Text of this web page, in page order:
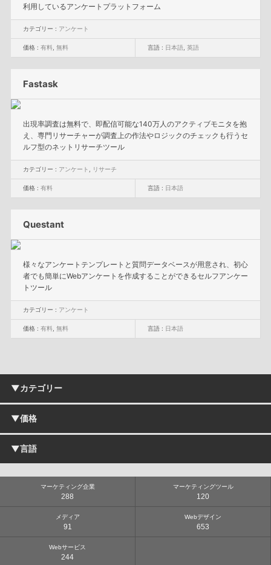
利用しているアンケートプラットフォーム
カテゴリー : アンケート
価格 : 有料, 無料 言語 : 日本語 英語
Fastask
出現率調査は無料で、即配信可能な140万人のアクティブモニタを抱
え、専門リサーチャーが調査上の作法やロジックのチェックも行うセ
ルフ型のネットリサーチツール
カテゴリー : アンケート リサーチ
価格 : 有料 言語 : 日本語
Questant
様々なアンケートテンプレートと質問データベースが用意され、初心
者でも簡単にWebアンケートを作成することができるセルフアンケー
トツール
カテゴリー : アンケート
価格 : 有料, 無料 言語 : 日本語
▼カテゴリー
マーケティングツール
リサーチ
分析
データマネジメント
ソーシャルメディアマーケティング
マーケティングオートメーション
▼価格
無料
▼言語
日本語
マーケティング企業
288
マーケティングツール
120
メディア
91
Webデザイン
653
Webサービス
244